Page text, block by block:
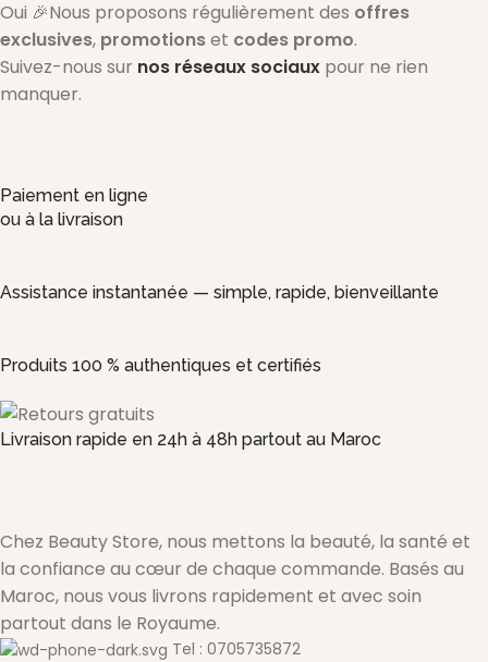
Oui 🎉Nous proposons régulièrement des offres
exclusives, promotionset codes promo.
Suivez-nous sur nos réseaux sociaux pour ne rien
manquer.
Paiement en ligne
ou à la livraison
Assistance instantanée — simple, rapide, bienveillante
Produits 100 % authentiques et certifiés
Livraison rapide en 24h à 48h partout au Maroc
Chez Beauty Store, nous mettons la beauté, la santé et
la confiance au cœur de chaque commande. Basés au
Maroc, nous vous livrons rapidement et avec soin
partout dans le Royaume.
Tel : 0705735872